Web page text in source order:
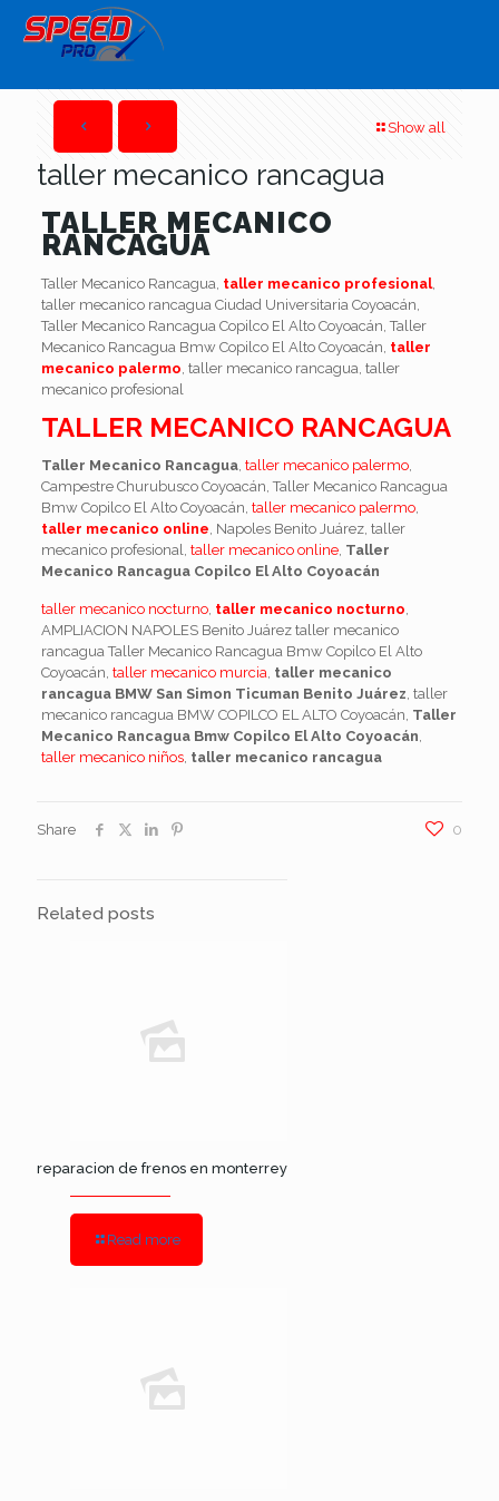
Show all
taller mecanico rancagua
TALLER MECANICO
RANCAGUA
Taller Mecanico Rancagua, taller mecanico profesional,
taller mecanico rancagua Ciudad Universitaria Coyoacán,
Taller Mecanico Rancagua Copilco El Alto Coyoacán, Taller
Mecanico Rancagua Bmw Copilco El Alto Coyoacán, taller
mecanico palermo, taller mecanico rancagua, taller
mecanico profesional
TALLER MECANICO RANCAGUA
Taller Mecanico Rancagua, taller mecanico palermo,
Campestre Churubusco Coyoacán, Taller Mecanico Rancagua
Bmw Copilco El Alto Coyoacán, taller mecanico palermo,
taller mecanico online, Napoles Benito Juárez, taller
mecanico profesional, taller mecanico online, Taller
Mecanico Rancagua Copilco El Alto Coyoacán
taller mecanico nocturno, taller mecanico nocturno,
AMPLIACION NAPOLES Benito Juárez taller mecanico
rancagua Taller Mecanico Rancagua Bmw Copilco El Alto
Coyoacán, taller mecanico murcia, taller mecanico
rancagua BMW San Simon Ticuman Benito Juárez, taller
mecanico rancagua BMW COPILCO EL ALTO Coyoacán, Taller
Mecanico Rancagua Bmw Copilco El Alto Coyoacán,
taller mecanico niños, taller mecanico rancagua
Share 0
Related posts
reparacion de frenos en monterrey
Read more